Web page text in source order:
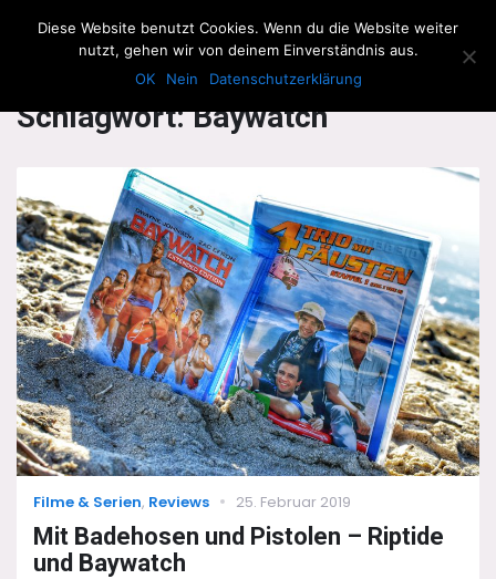
The Howling Men
Schlagwort:Baywatch
Categories
Filme & Serien, Reviews
Posted
25. Februar 2019
Mit Badehosen und Pistolen – Riptide
und Baywatch
Diese Website benutzt Cookies. Wenn du die Website weiter
nutzt, gehen wir von deinem Einverständnis aus.
OK
Nein Datenschutzerklärung